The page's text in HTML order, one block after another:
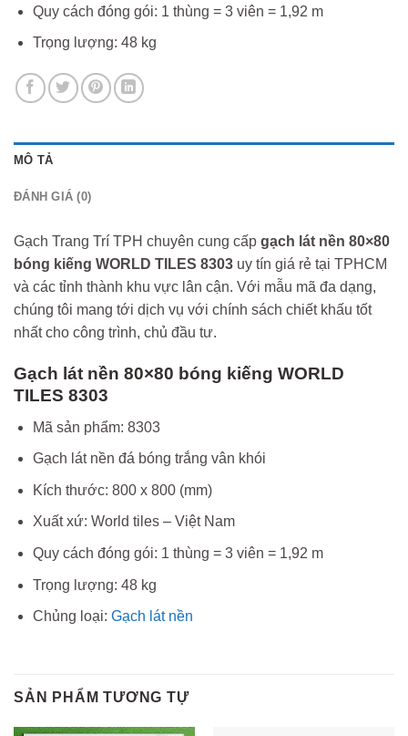
Quy cách đóng gói: 1 thùng = 3 viên = 1,92 m
Trọng lượng: 48 kg
MÔ TẢ
ĐÁNH GIÁ (0)
Gạch Trang Trí TPH chuyên cung cấp gạch lát nền 80×80
bóng kiếng WORLD TILES 8303 uy tín giá rẻ tại TPHCM
và các tỉnh thành khu vực lân cận. Với mẫu mã đa dạng,
chúng tôi mang tới dịch vụ với chính sách chiết khấu tốt
nhất cho công trình, chủ đầu tư.
Gạch lát nền 80×80 bóng kiếng WORLD
TILES 8303
Mã sản phẩm: 8303
Gạch lát nền đá bóng trắng vân khói
Kích thước: 800 x 800 (mm)
Xuất xứ: World tiles – Việt Nam
Quy cách đóng gói: 1 thùng = 3 viên = 1,92 m
Trọng lượng: 48 kg
Chủng loại: Gạch lát nền
SẢN PHẨM TƯƠNG TỰ